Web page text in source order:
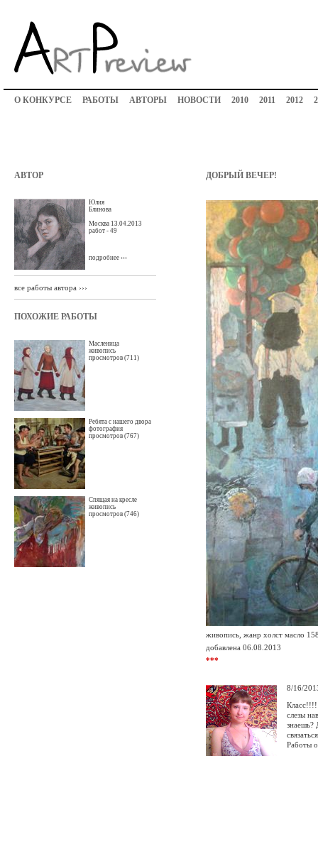
О КОНКУРСЕ РАБОТЫ АВТОРЫ НОВОСТИ 2010 2011 2012
АВТОР
Юлия
Блинова
Москва 13.04.2013
работ - 49
подробнее ›››
все работы автора ›››
ПОХОЖИЕ РАБОТЫ
Масленица
живопись
просмотров (711)
Ребята с нашего двора
фотография
просмотров (767)
Спящая на кресле
живопись
просмотров (746)
ДОБРЫЙ ВЕЧЕР!
живопись, жанр холст масло
добавлена 06.08.2013
***
8/16/
слезы
знаешь?
Работы